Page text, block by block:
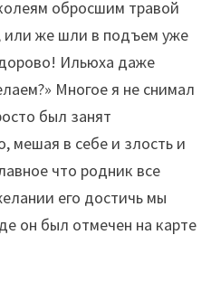
обросшим травой
или же шли в подъем уже
Ильюха даже
Многое я не снимал
был занят
мешая в себе и злость и
что родник все
его достичь мы
он был отмечен на карте